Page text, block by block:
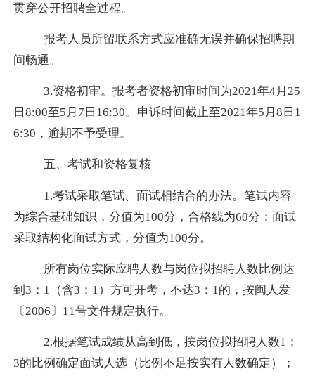
贯穿公开招聘全过程。
报考人员所留联系方式应准确无误并确保招聘期
间畅通。
3.资格初审。 报考者资格初审时间为2021年4月 25
日 8:00至5 月 7 日 16:30。申诉时间截止至2021年5 月 8 日 1
6:30 ，逾期不予受理。
五、考试和资格复核
1.考试采取笔试、面试相结合的办法。笔试内容
为综合基础知识，分值为100分，合格线为60分；面试
采取结构化面试方式，分值为100分。
所有岗位实际应聘人数与岗位拟招聘人数比例达
到 3 ： 1 （含3 ： 1 ）方可开考，不达3 ： 1 的，按闽人发
〔 2006 〕 11号文件规定执行。
2.根据笔试成绩从高到低，按岗位拟招聘人数1 ：
3的比例确定面试人选（比例不足按实有人数确定）；